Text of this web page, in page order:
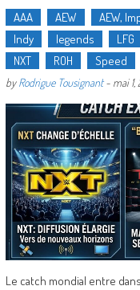
AAA AEW AEW,
Indy
legends LFG
NXT
ROH Speed
byRodrigue Tousignant- mai
Le catch mondial entre